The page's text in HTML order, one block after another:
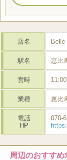
店名
駅名 恵比
営時
業種 恵比
電話
HP
070-
周辺のおすすめ